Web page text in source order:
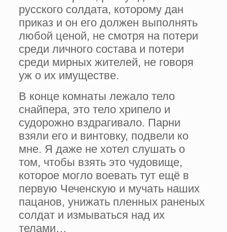
русского солдата, которому дан
приказ и он его должен выполнять
любой ценой, не смотря на потери
среди личного состава и потери
среди мирных жителей, не говоря
уж о их имуществе.
В конце комнаты лежало тело
снайпера, это тело хрипело и
судорожно вздрагивало. Парни
взяли его и винтовку, подвели ко
мне. Я даже не хотел слушать о
том, чтобы взять это чудовище,
которое могло воевать тут ещё в
первую Чеченскую и мучать наших
пацанов, унижать пленных раненых
солдат и измываться над их
телами…